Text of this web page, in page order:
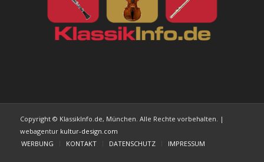
Copyright © KlassikInfo.de, München. Alle Rechte vorbehalten. |
webagentur kultur-design.com
WERBUNG
KONTAKT DATENSCHUTZ IMPRESSUM